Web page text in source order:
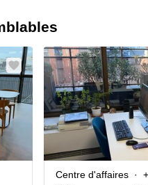
Centre d'affaires